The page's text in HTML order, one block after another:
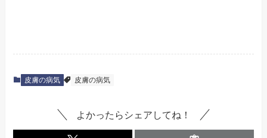
皮膚の病気 皮膚の病気
よかったらシェアしてね！